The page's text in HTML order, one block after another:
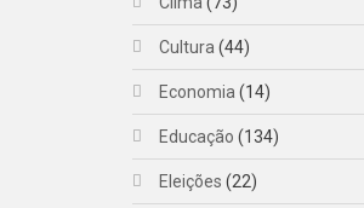
Cultura (44)
Economia (14)
Educação (134)
Eleições (22)